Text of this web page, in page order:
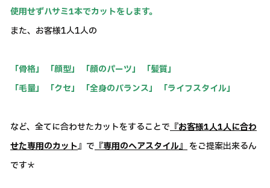
使用せずハサミ1本でカットをします。
また、お客様1人1人の
「骨格」 「顔型」 「顔のパーツ」 「髪質」
「毛量」 「クセ」 「全身のバランス」 「ライフスタイル」
など、全てに合わせたカットをすることで『お客様1人1人に合わ
せた専用のカット』で『専用のヘアスタイル』をご提案出来るん
です＊